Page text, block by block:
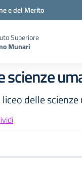
e del Merito
Superiore
Munari
scienze
delle scienze